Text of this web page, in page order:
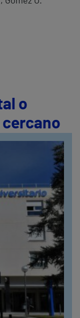
o